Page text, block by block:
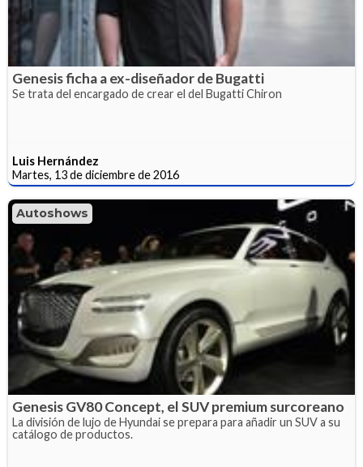
Genesis ficha a ex-diseñador de Bugatti
Se trata del encargado de crear el del Bugatti Chiron
Luis Hernández
Martes, 13 de diciembre de 2016
Autoshows
Genesis GV80 Concept, el SUV premium surcoreano
La división de lujo de Hyundai se prepara para añadir un SUV a su
catálogo de productos.